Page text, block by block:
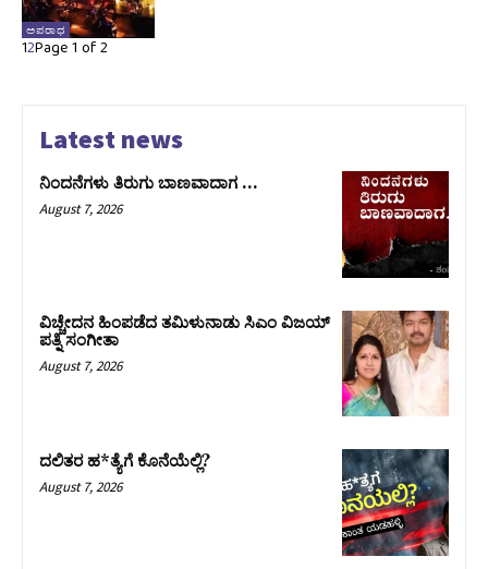
ಅಪರಾಧ
12Page 1 of 2
Latest news
ನಿಂದನೆಗಳು ತಿರುಗು ಬಾಣವಾದಾಗ …
August 7, 2026
ವಿಚ್ಚೇದನ ಹಿಂಪಡೆದ ತಮಿಳುನಾಡು ಸಿಎಂ ವಿಜಯ್‌
ಪತ್ನಿ ಸಂಗೀತಾ
August 7, 2026
ದಲಿತರ ಹ*ತ್ಯೆಗೆ ಕೊನೆಯೆಲ್ಲಿ?
August 7, 2026